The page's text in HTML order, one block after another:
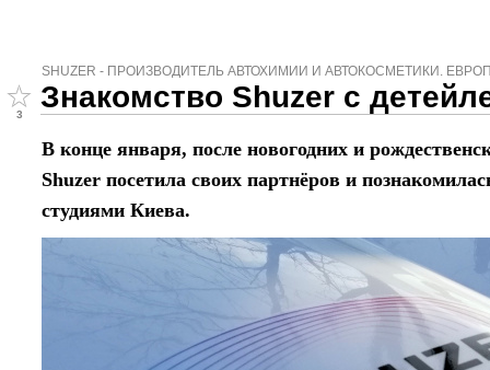
SHUZER - ПРОИЗВОДИТЕЛЬ АВТОХИМИИ И АВТОКОСМЕТИКИ.
3
Знакомство Shuzer с
В конце января, после новогодних и
Shuzer посетила своих партнёров и
студиями Киева.